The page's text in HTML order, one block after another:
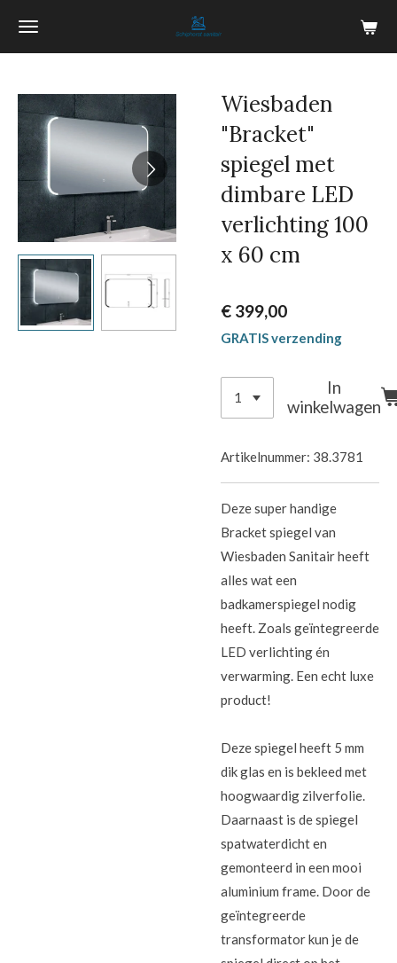
Ga
de
hoofdinhoud
Wiesbaden
"Bracket"
spiegel met
dimbare LED
verlichting 100
x 60 cm
€ 399,00
GRATIS verzending
In
winkelwagen
Artikelnummer: 38.3781
Deze super handige
Bracket spiegel van
Wiesbaden Sanitair heeft
alles wat een
badkamerspiegel nodig
heeft. Zoals geïntegreerde
LED verlichting én
verwarming. Een echt luxe
product!
Deze spiegel heeft 5 mm
dik glas en is bekleed met
hoogwaardig zilverfolie.
Daarnaast is de spiegel
spatwaterdicht en
gemonteerd in een mooi
aluminium frame. Door de
geïntegreerde
transformator kun je de